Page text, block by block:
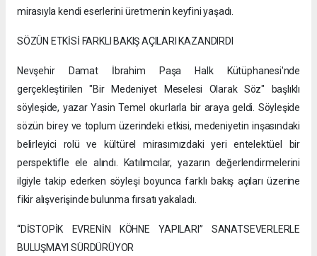
mirasıyla kendi eserlerini üretmenin keyfini yaşadı.
SÖZÜN ETKİSİ FARKLI BAKIŞ AÇILARI KAZANDIRDI
Nevşehir Damat İbrahim Paşa Halk Kütüphanesi'nde
gerçekleştirilen "Bir Medeniyet Meselesi Olarak Söz" başlıklı
söyleşide, yazar Yasin Temel okurlarla bir araya geldi. Söyleşide
sözün birey ve toplum üzerindeki etkisi, medeniyetin inşasındaki
belirleyici rolü ve kültürel mirasımızdaki yeri entelektüel bir
perspektifle ele alındı. Katılımcılar, yazarın değerlendirmelerini
ilgiyle takip ederken söyleşi boyunca farklı bakış açıları üzerine
fikir alışverişinde bulunma fırsatı yakaladı.
“DİSTOPİK EVRENİN KÖHNE YAPILARI” SANATSEVERLERLE
BULUŞMAYI SÜRDÜRÜYOR